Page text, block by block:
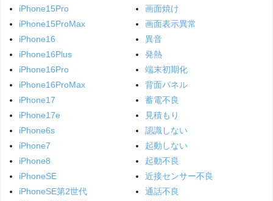
iPhone15Pro
iPhone15ProMax
iPhone16
iPhone16Plus
iPhone16Pro
iPhone16ProMax
iPhone17
iPhone17e
iPhone6s
iPhone7
iPhone8
iPhoneSE
iPhoneSE第2世代
画面焼け
画面表示異常
異音
発熱
端末初期化
背面パネル
蓄電不良
見積もり
認識しない
起動しない
起動不良
近接センサー不良
通話不良